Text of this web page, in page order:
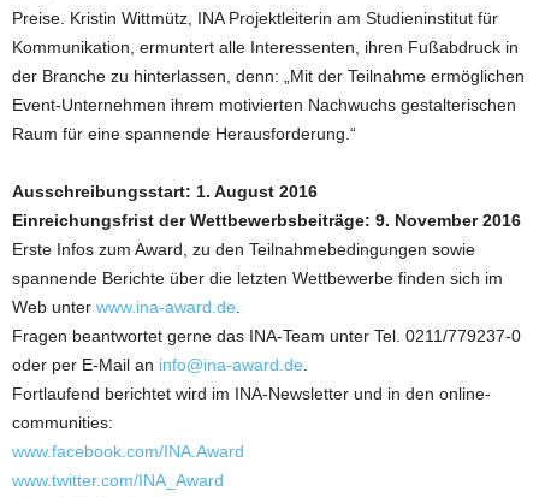
Preise. Kristin Wittmütz, INA Projektleiterin am Studieninstitut für
Kommunikation, ermuntert alle Interessenten, ihren Fußabdruck in
der Branche zu hinterlassen, denn: „Mit der Teilnahme ermöglichen
Event-Unternehmen ihrem motivierten Nachwuchs gestalterischen
Raum für eine spannende Herausforderung.“
Ausschreibungsstart: 1. August 2016
Einreichungsfrist der Wettbewerbsbeiträge: 9. November 2016
Erste Infos zum Award, zu den Teilnahmebedingungen sowie
spannende Berichte über die letzten Wettbewerbe finden sich im
Web unter www.ina-award.de
Fragen beantwortet gerne das INA-Team unter Tel. 0211/779237-0
oder per E-Mail an info@ina-award.de
Fortlaufend berichtet wird im INA-Newsletter und in den online-
communities:
www.facebook.com/INA.Award
www.twitter.com/INA_Award